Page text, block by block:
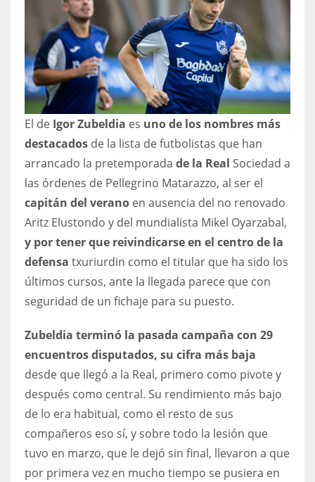
NYJ
3
ATL
24
IND
34
MIN
6
20
NE
16
OAK
19
El de Igor Zubeldia es uno de los nombres más
destacados de la lista de futbolistas que han
arrancado la pretemporada de la Real Sociedad a
las órdenes de Pellegrino Matarazzo, al ser el
capitán del verano en ausencia del no renovado
Aritz Elustondo y del mundialista Mikel Oyarzabal,
y por tener que reivindicarse en el centro de la
defensa txuriurdin como el titular que ha sido los
últimos cursos, ante la llegada parece que con
seguridad de un fichaje para su puesto.
Zubeldia terminó la pasada campaña con 29
encuentros disputados, su cifra más baja
desde que llegó a la Real, primero como pivote y
después como central. Su rendimiento más bajo
de lo era habitual, como el resto de sus
compañeros eso sí, y sobre todo la lesión que
tuvo en marzo, que le dejó sin final, llevaron a que
por primera vez en mucho tiempo se pusiera en